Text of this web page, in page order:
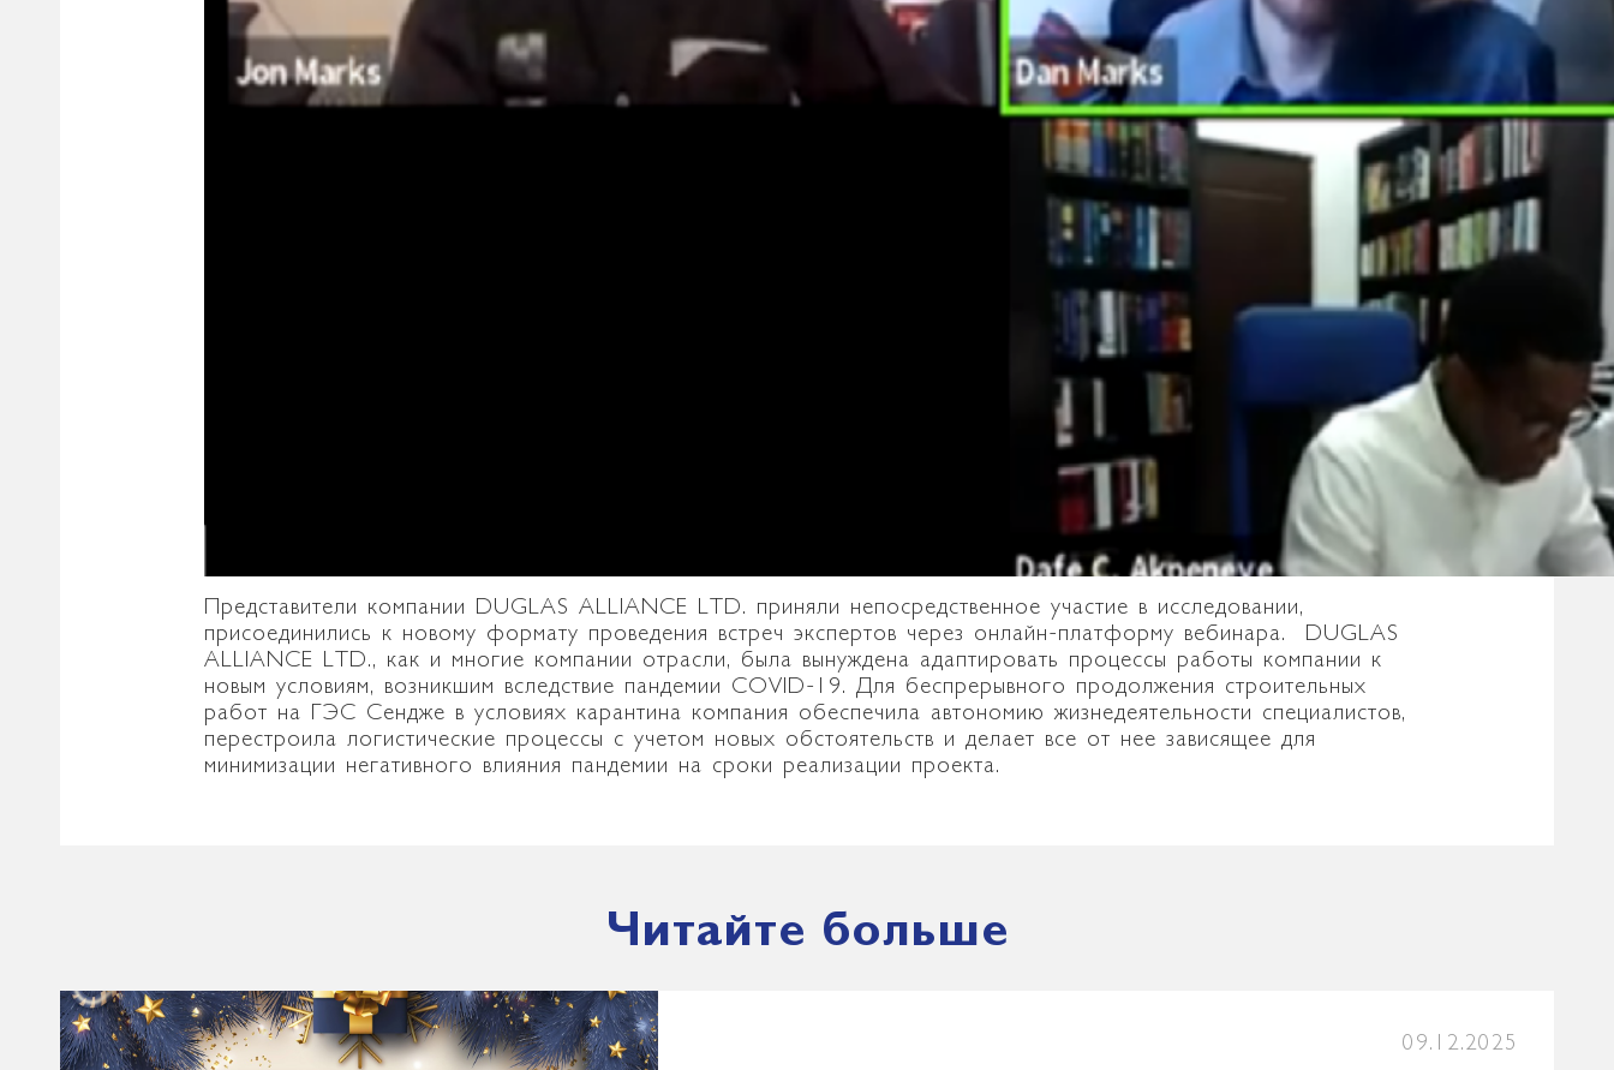
Представители компании DUGLAS ALLIANCE LTD. приняли непосредственное участие в исследовании,
присоединились к новому формату проведения встреч экспертов через онлайн-платформу вебинара. DUGLAS
ALLIANCE LTD., как и многие компании отрасли, была вынуждена адаптировать процессы работы компании к
новым условиям, возникшим вследствие пандемии COVID-19. Для беспрерывного продолжения строительных
работ на ГЭС Сендже в условиях карантина компания обеспечила автономию жизнедеятельности специалистов,
перестроила логистические процессы с учетом новых обстоятельств и делает все от нее зависящее для
минимизации негативного влияния пандемии на сроки реализации проекта.
Читайте больше
09.12.2025